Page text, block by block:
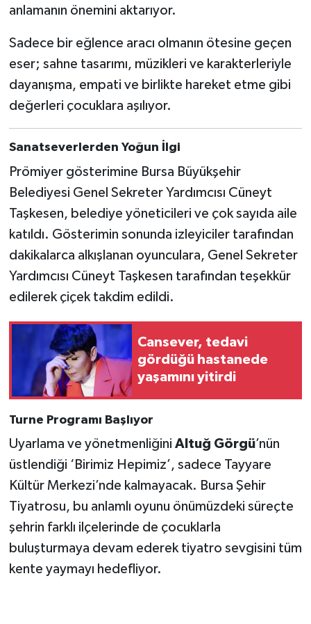
anlamanın önemini aktarıyor.
Sadece bir eğlence aracı olmanın ötesine geçen
eser; sahne tasarımı, müzikleri ve karakterleriyle
dayanışma, empati ve birlikte hareket etme gibi
değerleri çocuklara aşılıyor.
Sanatseverlerden Yoğun İlgi
Prömiyer gösterimine Bursa Büyükşehir
Belediyesi Genel Sekreter Yardımcısı Cüneyt
Taşkesen, belediye yöneticileri ve çok sayıda aile
katıldı. Gösterimin sonunda izleyiciler tarafından
dakikalarca alkışlanan oyunculara, Genel Sekreter
Yardımcısı Cüneyt Taşkesen tarafından teşekkür
edilerek çiçek takdim edildi.
Cansever, tedavi
gördüğü hastanede
yaşamını yitirdi
Turne Programı Başlıyor
Uyarlama ve yönetmenliğini Altuğ Görgü’nün
üstlendiği ‘Birimiz Hepimiz’, sadece Tayyare
Kültür Merkezi’nde kalmayacak. Bursa Şehir
Tiyatrosu, bu anlamlı oyunu önümüzdeki süreçte
şehrin farklı ilçelerinde de çocuklarla
buluşturmaya devam ederek tiyatro sevgisini tüm
kente yaymayı hedefliyor.